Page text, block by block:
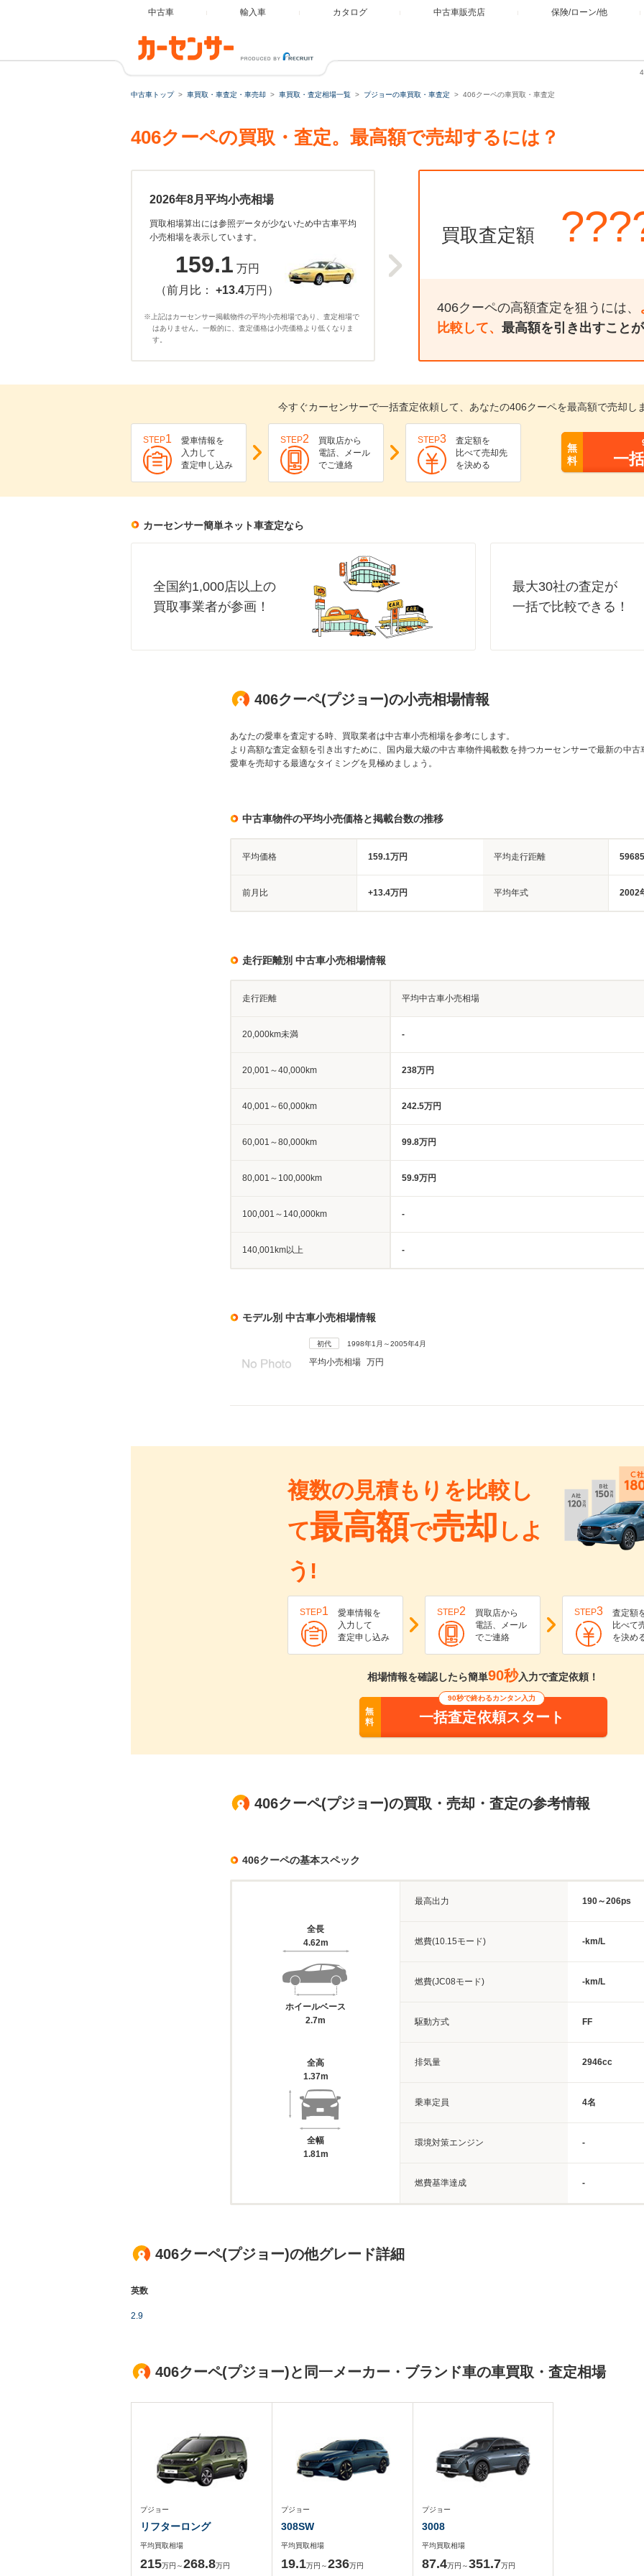
中古車 輸入車 カタログ 中古車販売店 保険/ローン/他
中古車トップ 車買取・車査定・車売却 車買取・査定相場一覧 プジョーの車買取・車査定 406クーペの車買取・車査定
406クーペの買取・査定。最高額で売却するには？
2026年8月平均小売相場
買取相場算出には参照データが少ないため中古車平均
小売相場を表示しています。
159.1 万円
（前月比： +13.4万円）
※上記はカーセンサー掲載物件の平均小売相場であり、査定相場で
はありません。一般的に、査定価格は小売価格より低くなりま
す。
買取査定額
406クーペの高額査定を狙うには、
比較して、 最高額を引き出すことが
今すぐカーセンサーで一括査定依頼して、あなたの406クーペを最高額で売却し
STEP1
愛車情報を
入力して
査定申し込み
STEP2
買取店から
電話、メール
でご連絡
STEP3
査定額を
比べて売却先
を決める
無
料
一
カーセンサー簡単ネット車査定なら
全国約1,000店以上の
買取事業者が参画！
最大30社の査定が
一括で比較できる！
406クーペ(プジョー)の小売相場情報
あなたの愛車を査定する時、買取業者は中古車小売相場を参考にします。
より高額な査定金額を引き出すために、国内最大級の中古車物件掲載数を持つカーセンサーで最新の中古
愛車を売却する最適なタイミングを見極めましょう。
中古車物件の平均小売価格と掲載台数の推移
平均価格 159.1万円 平均走行距離
前月比 +13.4万円 平均年式 2002
走行距離別 中古車小売相場情報
走行距離 平均中古車小売相場
20,000km未満 -
20,001～40,000km 238万円
40,001～60,000km 242.5万円
60,001～80,000km 99.8万円
80,001～100,000km 59.9万円
100,001～140,000km -
140,001km以上 -
モデル別 中古車小売相場情報
初代 1998年1月～2005年4月
平均小売相場 万円
複数の見積もりを比較し
て最高額で売却 しよ
う!
STEP1
愛車情報を
入力して
査定申し込み
STEP2
買取店から
電話、メール
でご連絡
STEP3
査定額
比べて
を決め
相場情報を確認したら簡単90秒入力で査定依頼！
無
料
90秒で終わるカンタン入力
一括査定依頼スタート
406クーペ(プジョー)の買取・売却・査定の参考情報
406クーペの基本スペック
全長
4.62m
ホイールベース
2.7m
全高
1.37m
全幅
1.81m
最高出力 190～206ps
燃費(10.15モード) -km/L
燃費(JC08モード) -km/L
駆動方式 FF
排気量 2946cc
乗車定員 4名
環境対策エンジン -
燃費基準達成 -
406クーペ(プジョー)の他グレード詳細
英数
2.9
406クーペ(プジョー)と同一メーカー・ブランド車の車買取・査定相場
プジョー
リフターロング
平均買取相場
215万円～268.8万円
プジョー
308SW
平均買取相場
19.1万円～236万円
プジョー
3008
平均買取相場
87.4万円～351.7万円